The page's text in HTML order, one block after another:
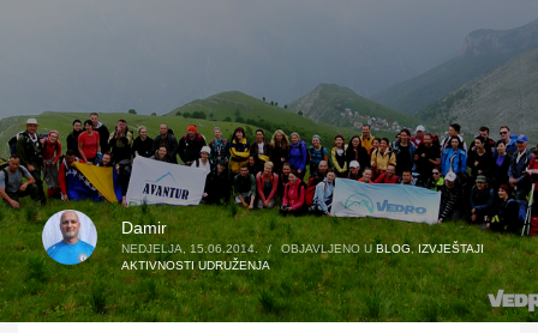
Damir
NEDJELJA, 15.06.2014. / OBJAVLJENO UBLOG,IZVJEŠTAJI
AKTIVNOSTI UDRUŽENJA